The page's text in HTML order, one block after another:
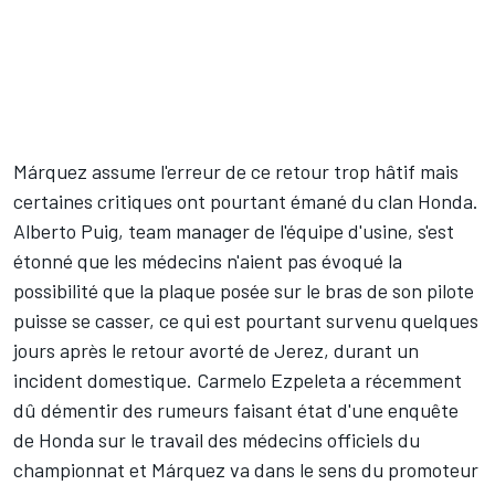
Márquez assume l'erreur de ce retour trop hâtif mais
certaines critiques ont pourtant émané du clan Honda.
Alberto Puig, team manager de l'équipe d'usine, s'est
étonné que les médecins n'aient pas évoqué la
possibilité que la plaque posée sur le bras de son pilote
puisse se casser, ce qui est pourtant survenu quelques
jours après le retour avorté de Jerez, durant un
incident domestique. Carmelo Ezpeleta a récemment
dû démentir des rumeurs faisant état d'une enquête
de Honda sur le travail des médecins officiels du
championnat et Márquez va dans le sens du promoteur